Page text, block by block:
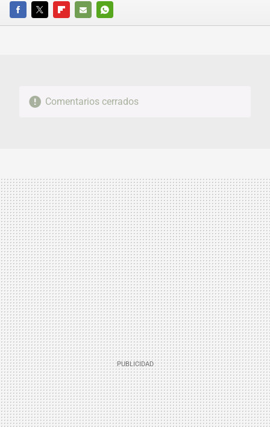
FACEBOOKTWITTERFLIPBOARD
E-
WHATSAPP
Comentarios cerrados